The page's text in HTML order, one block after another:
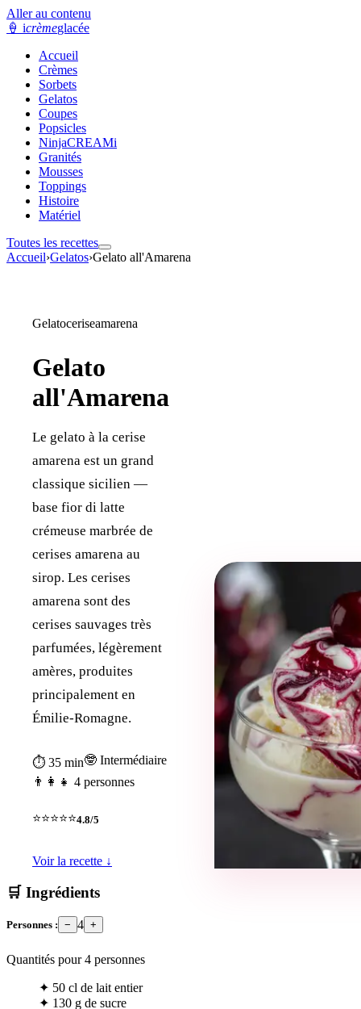
Aller au contenu
🍦 icrèmeglacée
Accueil
Crèmes
Sorbets
Gelatos
Coupes
Popsicles
NinjaCREAMi
Granités
Mousses
Toppings
Histoire
Matériel
Toutes les recettes
Accueil›Gelatos›Gelato all'Amarena
Gelatoceriseamarena
Gelato
all'Amarena
Le gelato à la cerise
amarena est un grand
classique sicilien —
base fior di latte
crémeuse marbrée de
cerises amarena au
sirop. Les cerises
amarena sont des
cerises sauvages très
parfumées, légèrement
amères, produites
principalement en
Émilie-Romagne.
⏱ 35 min🤓 Intermédiaire
👨‍👩‍👧 4 personnes
⭐⭐⭐⭐⭐4.8/5
Voir la recette ↓
🛒 Ingrédients
Personnes : − 4 +
Quantités pour4 personnes
✦ 50 cl de lait entier
✦ 130 g de sucre